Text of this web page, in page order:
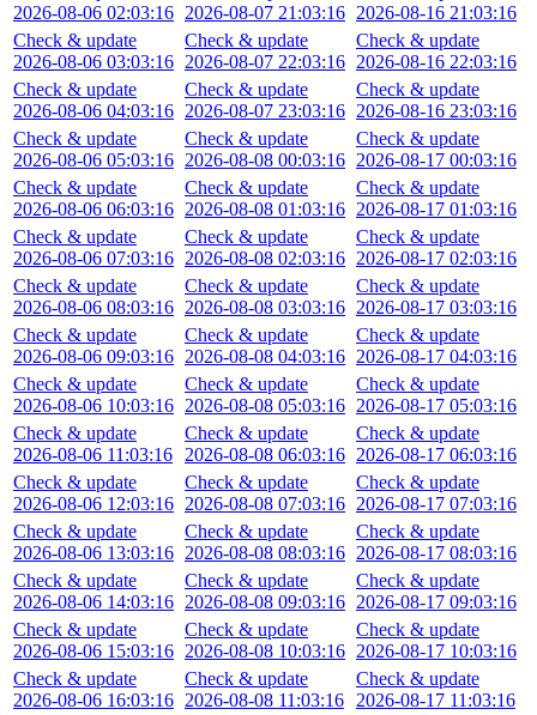
2026-08-06 02:03:16
Check & update
2026-08-06 03:03:16
Check & update
2026-08-06 04:03:16
Check & update
2026-08-06 05:03:16
Check & update
2026-08-06 06:03:16
Check & update
2026-08-06 07:03:16
Check & update
2026-08-06 08:03:16
Check & update
2026-08-06 09:03:16
Check & update
2026-08-06 10:03:16
Check & update
2026-08-06 11:03:16
Check & update
2026-08-06 12:03:16
Check & update
2026-08-06 13:03:16
Check & update
2026-08-06 14:03:16
Check & update
2026-08-06 15:03:16
Check & update
2026-08-06 16:03:16
2026-08-07 21:03:16
Check & update
2026-08-07 22:03:16
Check & update
2026-08-07 23:03:16
Check & update
2026-08-08 00:03:16
Check & update
2026-08-08 01:03:16
Check & update
2026-08-08 02:03:16
Check & update
2026-08-08 03:03:16
Check & update
2026-08-08 04:03:16
Check & update
2026-08-08 05:03:16
Check & update
2026-08-08 06:03:16
Check & update
2026-08-08 07:03:16
Check & update
2026-08-08 08:03:16
Check & update
2026-08-08 09:03:16
Check & update
2026-08-08 10:03:16
Check & update
2026-08-08 11:03:16
2026-08-16 21:03:16
Check & update
2026-08-16 22:03:16
Check & update
2026-08-16 23:03:16
Check & update
2026-08-17 00:03:16
Check & update
2026-08-17 01:03:16
Check & update
2026-08-17 02:03:16
Check & update
2026-08-17 03:03:16
Check & update
2026-08-17 04:03:16
Check & update
2026-08-17 05:03:16
Check & update
2026-08-17 06:03:16
Check & update
2026-08-17 07:03:16
Check & update
2026-08-17 08:03:16
Check & update
2026-08-17 09:03:16
Check & update
2026-08-17 10:03:16
Check & update
2026-08-17 11:03:16